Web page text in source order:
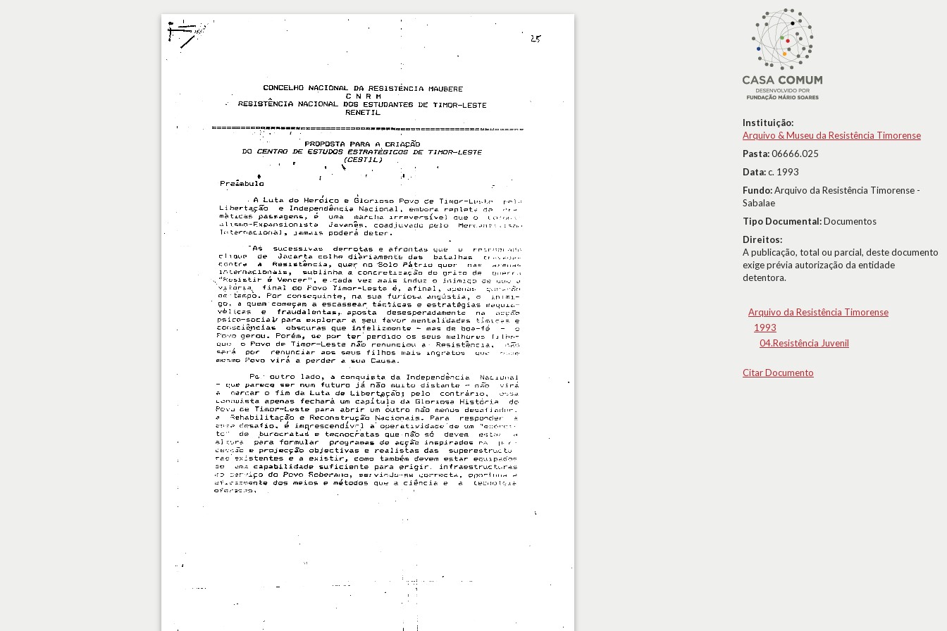
Instituição:
Arquivo & Museu da Resistência Timorense
Pasta:06666.025
Data:c. 1993
Fundo:Arquivo da Resistência Timorense -
Sabalae
Tipo Documental:Documentos
Direitos:
A publicação, total ou parcial, deste documento
exige prévia autorização da entidade
detentora.
Arquivo da Resistência Timorense
1993
04.Resistência Juvenil
Citar Documento